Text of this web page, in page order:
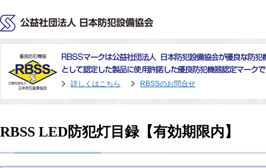
詳しくはこちら RBSSのお問合せ
RBSS LED防犯灯目録【有効期限内】